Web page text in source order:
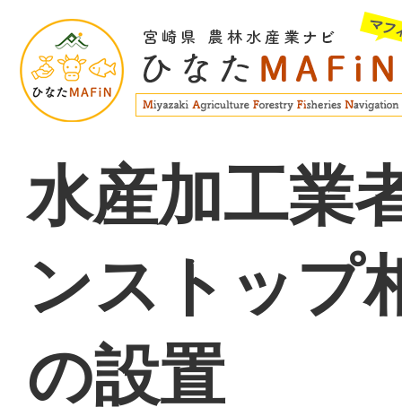
水産加工業
ンストップ
の設置